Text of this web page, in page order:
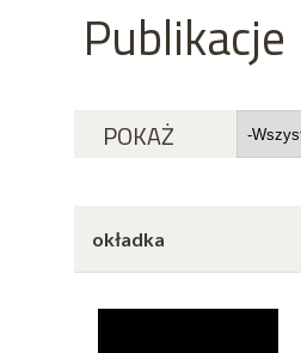
Publikacje
POKAŻ
okładka